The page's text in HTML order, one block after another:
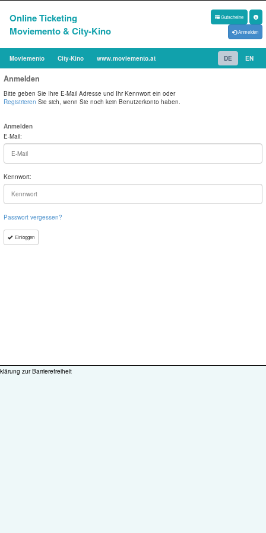
Online Ticketing
Moviemento & City-Kino
Gutscheine
Anmelden
Moviemento City-Kino www.moviemento.at EN
DE
Anmelden
Bitte geben Sie Ihre E-Mail Adresse und Ihr Kennwort ein oder
Registrieren Sie sich, wenn Sie noch kein Benutzerkonto haben.
Anmelden
E-Mail:
Kennwort:
Passwort vergessen?
Einloggen
zur Barrierefreiheit